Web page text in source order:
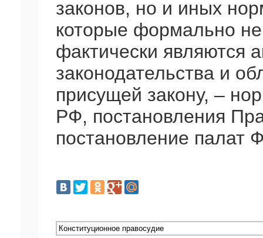
законов, но и иных
которые формально
фактически являются
законодательства и
присущей закону, –
РФ, постановления
постановление палат